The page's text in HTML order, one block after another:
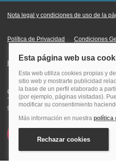
Nota legal y condiciones de uso de la
Política de Privacidad Condiciones
Información Legal sobre Mercados en
Quehoteles.com - Especialistas en
Todos los derechos reservados.
915759999